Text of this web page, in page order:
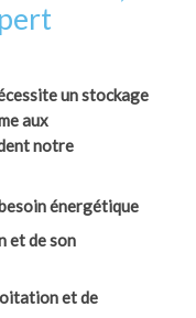
un stockage
aux
notre
énergétique
et de son
et de